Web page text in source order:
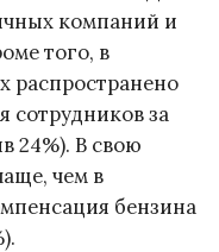
компаний и
того, в
распространено
сотрудников за
24%). В свою
чем в
бензина